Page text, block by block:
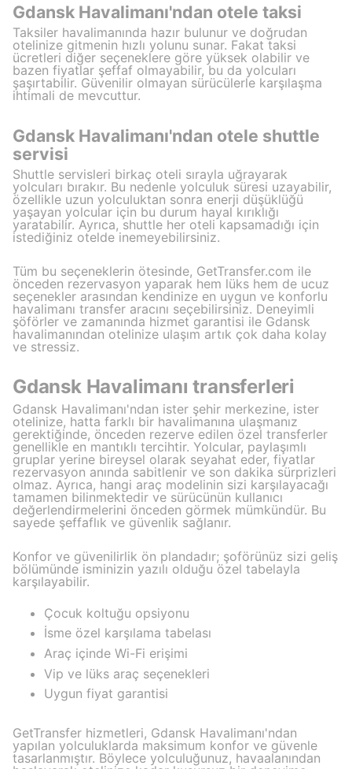
Gdansk Havalimanı'ndan otele taksi
Taksiler havalimanında hazır bulunur ve doğrudan
otelinize gitmenin hızlı yolunu sunar. Fakat taksi
ücretleri diğer seçeneklere göre yüksek olabilir ve
bazen fiyatlar şeffaf olmayabilir, bu da yolcuları
şaşırtabilir. Güvenilir olmayan sürücülerle karşılaşma
ihtimali de mevcuttur.
Gdansk Havalimanı'ndan otele shuttle
servisi
Shuttle servisleri birkaç oteli sırayla uğrayarak
yolcuları bırakır. Bu nedenle yolculuk süresi uzayabilir,
özellikle uzun yolculuktan sonra enerji düşüklüğü
yaşayan yolcular için bu durum hayal kırıklığı
yaratabilir. Ayrıca, shuttle her oteli kapsamadığı için
istediğiniz otelde inemeyebilirsiniz.
Tüm bu seçeneklerin ötesinde, GetTransfer.com ile
önceden rezervasyon yaparak hem lüks hem de ucuz
seçenekler arasından kendinize en uygun ve konforlu
havalimanı transfer aracını seçebilirsiniz. Deneyimli
şöförler ve zamanında hizmet garantisi ile Gdansk
havalimanından otelinize ulaşım artık çok daha kolay
ve stressiz.
Gdansk Havalimanı transferleri
Gdansk Havalimanı'ndan ister şehir merkezine, ister
otelinize, hatta farklı bir havalimanına ulaşmanız
gerektiğinde, önceden rezerve edilen özel transferler
genellikle en mantıklı tercihtir. Yolcular, paylaşımlı
gruplar yerine bireysel olarak seyahat eder, fiyatlar
rezervasyon anında sabitlenir ve son dakika sürprizleri
olmaz. Ayrıca, hangi araç modelinin sizi karşılayacağı
tamamen bilinmektedir ve sürücünün kullanıcı
değerlendirmelerini önceden görmek mümkündür. Bu
sayede şeffaflık ve güvenlik sağlanır.
Konfor ve güvenilirlik ön plandadır; şoförünüz sizi geliş
bölümünde isminizin yazılı olduğu özel tabelayla
karşılayabilir.
Çocuk koltuğu opsiyonu
İsme özel karşılama tabelası
Araç içinde Wi-Fi erişimi
Vip ve lüks araç seçenekleri
Uygun fiyat garantisi
GetTransfer hizmetleri, Gdansk Havalimanı'ndan
yapılan yolculuklarda maksimum konfor ve güvenle
tasarlanmıştır. Böylece yolculuğunuz, havaalanından